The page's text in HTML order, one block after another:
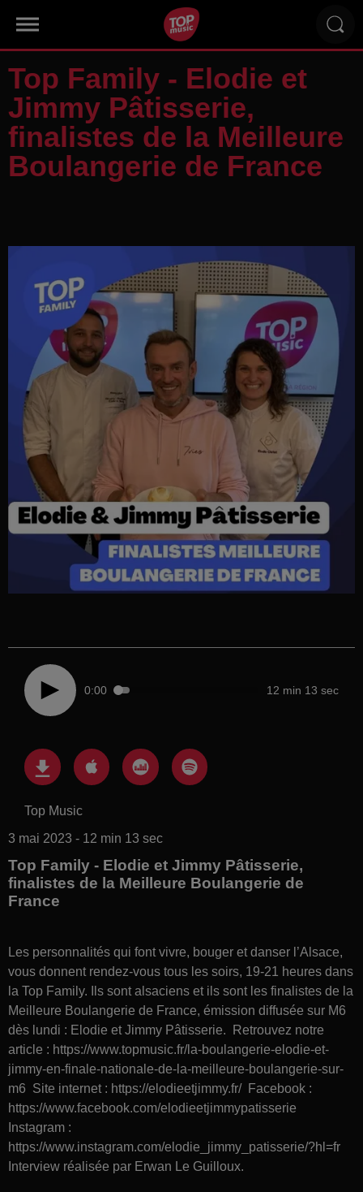
Top Family - Elodie et
Jimmy Pâtisserie,
finalistes de la Meilleure
Boulangerie de France
0:00 12 min 13 sec
Top Music
3 mai 2023 - 12 min 13 sec
Top Family - Elodie et Jimmy Pâtisserie,
finalistes de la Meilleure Boulangerie de
France
Les personnalités qui font vivre, bouger et danser l’Alsace,
vous donnent rendez-vous tous les soirs, 19-21 heures dans
la Top Family. Ils sont alsaciens et ils sont les finalistes de la
Meilleure Boulangerie de France, émission diffusée sur M6
dès lundi : Elodie et Jimmy Pâtisserie. Retrouvez notre
article : https://www.topmusic.fr/la-boulangerie-elodie-et-
jimmy-en-finale-nationale-de-la-meilleure-boulangerie-sur-
m6 Site internet : https://elodieetjimmy.fr/ Facebook :
https://www.facebook.com/elodieetjimmypatisserie
Instagram :
https://www.instagram.com/elodie_jimmy_patisserie/?hl=fr
Interview réalisée par Erwan Le Guilloux.